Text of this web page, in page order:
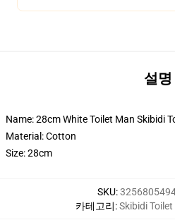
설명
Name: 28cm White Toilet Man Skibidi
Material: Cotton
Size: 28cm
SKU:
카테고리:Skibidi